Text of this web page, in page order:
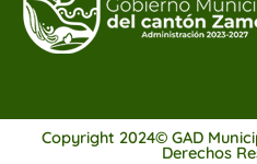
Copyright 2024© GAD
Derechos